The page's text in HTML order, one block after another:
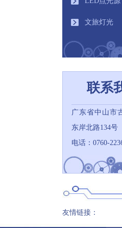
文旅灯光
联系
广东省中山市
东岸北路134号
电话：0760-
友情链接：